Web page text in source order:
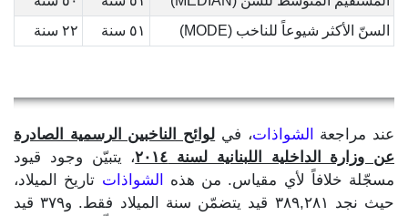
السنّ الأكثر شيوعاً للناخب (MODE)
٥١ سنة ٢٢ سنة
عند مراجعة الشواذات، في لوائح الناخبين الرسمية الصادرة
عن وزارة الداخلية اللبنانية لسنة ٢٠١٤
، يتبيّن وجود قيود
مسجّلة خلافاً لأي مقياس. من هذه
الشواذات تاريخ الميلاد،
حيث نجد ٣٨٩,٢٨١ قيد يتضمّن سنة الميلاد فقط. و٣٧٩ قيد